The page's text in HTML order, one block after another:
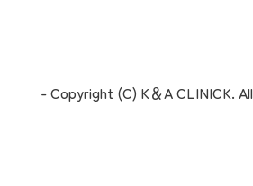
- Copyright (C) K＆A CLINICK.